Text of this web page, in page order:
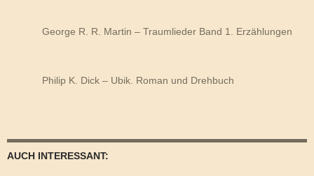
George R. R. Martin – Traumlieder Band 1. Erzählungen
Philip K. Dick – Ubik. Roman und Drehbuch
AUCH INTERESSANT: